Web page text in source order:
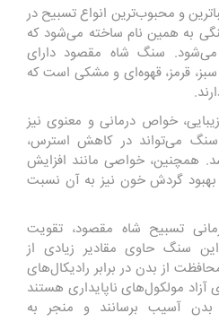
و محبوب‌ترین انواع تسبیح در
به همین نام ساخته می‌شود که
می‌شود. سنگ شاه مقصود دارای
قرمز، قهوه‌ای و مشکی است که
خواص درمانی و معنوی نیز
می‌تواند در کاهش استرس،
همچنین، خواصی مانند افزایش
بهبود گردش خون نیز به آن نسبت
تسبیح شاه مقصود، تقویت
سنگ حاوی مقادیر زیادی از
از بدن در برابر رادیکال‌های
آزاد مولکول‌های ناپایداری هستند
بدن آسیب برسانند و منجر به